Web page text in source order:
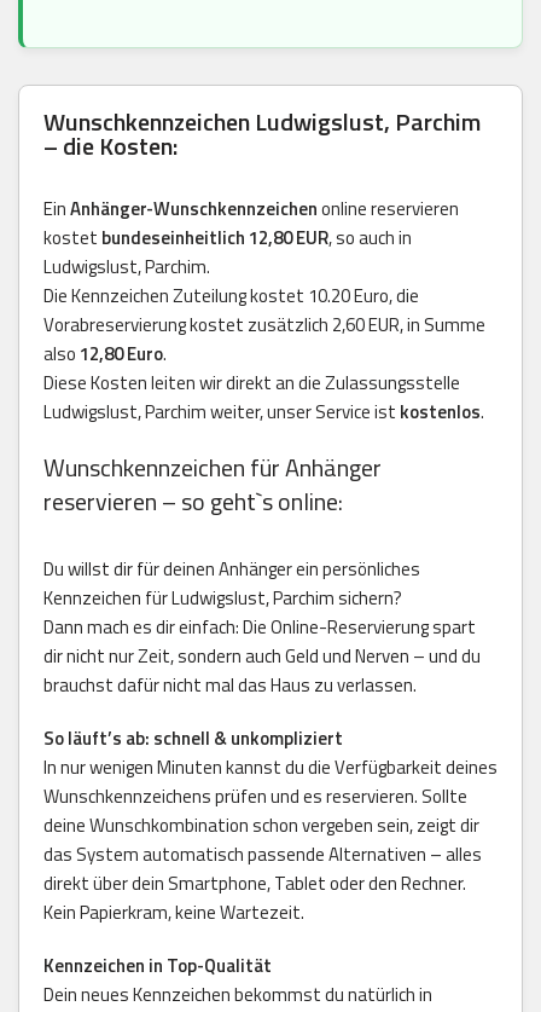
Wunschkennzeichen Ludwigslust, Parchim
– die Kosten:
EinAnhänger-Wunschkennzeichenonline reservieren
kostet bundeseinheitlich 12,80 EUR, so auch in
Ludwigslust, Parchim.
Die Kennzeichen Zuteilung kostet 10.20 Euro, die
Vorabreservierung kostet zusätzlich 2,60 EUR, in Summe
also 12,80 Euro.
Diese Kosten leiten wir direkt an die Zulassungsstelle
Ludwigslust, Parchim weiter, unser Service ist kostenlos.
Wunschkennzeichen für Anhänger
reservieren – so geht`s online:
Du willst dir für deinen Anhänger ein persönliches
Kennzeichen für Ludwigslust, Parchim sichern?
Dann mach es dir einfach: Die Online-Reservierung spart
dir nicht nur Zeit, sondern auch Geld und Nerven – und du
brauchst dafür nicht mal das Haus zu verlassen.
So läuft’s ab: schnell & unkompliziert
In nur wenigen Minuten kannst du die Verfügbarkeit deines
Wunschkennzeichens prüfen und es reservieren. Sollte
deine Wunschkombination schon vergeben sein, zeigt dir
das System automatisch passende Alternativen – alles
direkt über dein Smartphone, Tablet oder den Rechner.
Kein Papierkram, keine Wartezeit.
Kennzeichen in Top-Qualität
Dein neues Kennzeichen bekommst du natürlich in